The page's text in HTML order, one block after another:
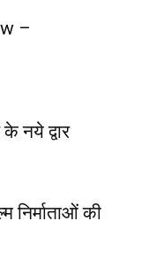
–
नये द्वार
निर्माताओं की